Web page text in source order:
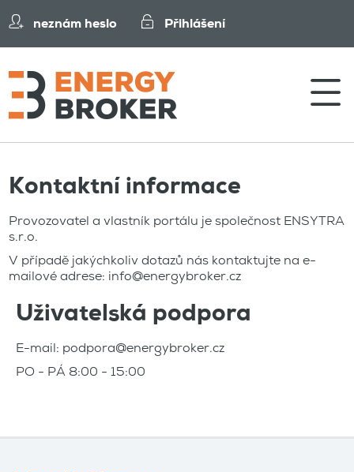
neznám heslo Přihlášení
Kontaktní informace
Provozovatel a vlastník portálu je společnost ENSYTRA
s.r.o.
V případě jakýchkoliv dotazů nás kontaktujte na e-
mailové adrese: info@energybroker.cz
Uživatelská podpora
E-mail: podpora@energybroker.cz
PO - PÁ 8:00 - 15:00